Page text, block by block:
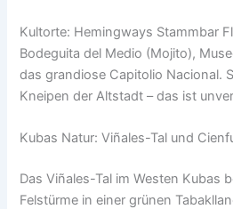
Kultorte: Hemingways Stammbar
Bodeguita del Medio (Mojito),
das grandiose Capitolio Nacional.
Kneipen der Altstadt – das ist
Kubas Natur: Viñales-Tal und
Das Viñales-Tal im Westen Kubas
Felstürme in einer grünen